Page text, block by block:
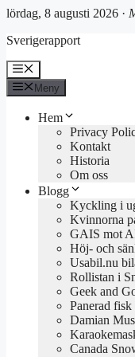
lördag, 8 augusti 2026 ·
till
Sverigerapport
Meny
Meny
Hem
Privacy
Kontakt
Historia
Om oss
Blogg
Kyckling i
Kvinnorna
GAIS mot
Höj- och
Usabil.nu
Rollistan i
Geek and
Panerad
Damian
Canada